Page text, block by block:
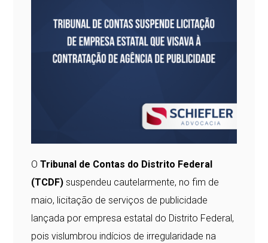
OTribunal de Contas do Distrito Federal
(TCDF) suspendeu cautelarmente, no fim de
maio, licitação de serviços de publicidade
lançada por empresa estatal do Distrito Federal,
pois vislumbrou indícios de irregularidade na